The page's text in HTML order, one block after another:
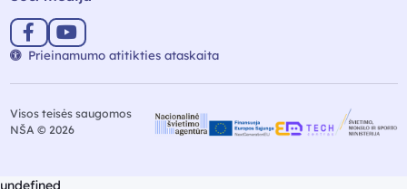
Prieinamumo atitikties ataskaita
Visos teisės saugomos
NŠA © 2026
undefined